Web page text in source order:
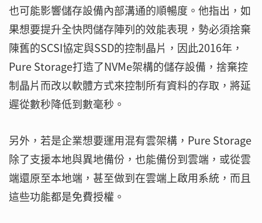
也可能影響儲存設備內部溝通的順暢度。他指出，如
果想要提升全快閃儲存陣列的效能表現，勢必須捨棄
陳舊的SCSI協定與SSD的控制晶片，因此2016年，
Pure Storage打造了NVMe架構的儲存設備，捨棄控
制晶片而改以軟體方式來控制所有資料的存取，將延
遲從數秒降低到數毫秒。
另外，若是企業想要運用混有雲架構，Pure Storage
除了支援本地與異地備份，也能備份到雲端，或從雲
端還原至本地端，甚至做到在雲端上啟用系統，而且
這些功能都是免費授權。